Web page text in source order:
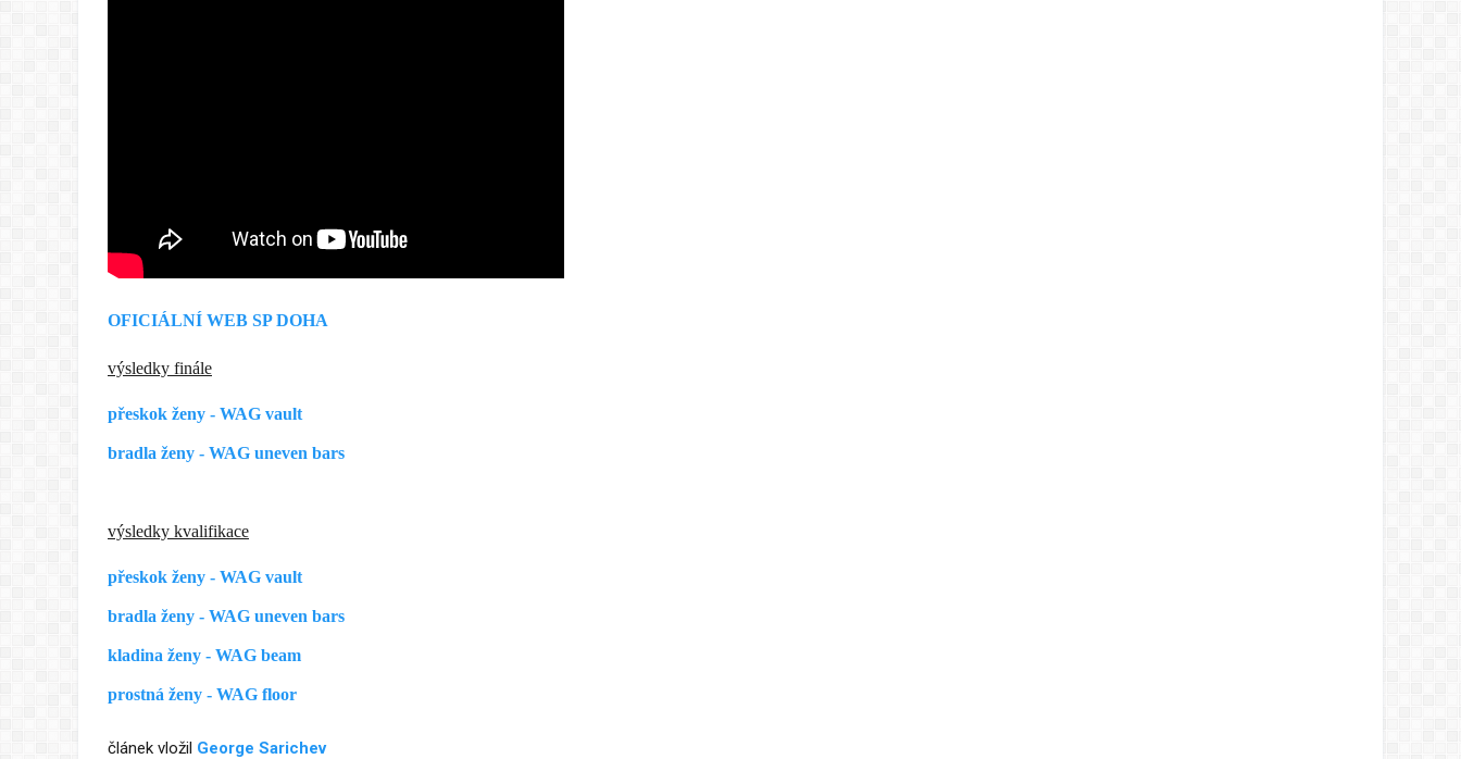
OFICIÁLNÍ WEB SP DOHA
výsledky finále
přeskok ženy - WAG vault
bradla ženy - WAG uneven bars
výsledky kvalifikace
přeskok ženy - WAG vault
bradla ženy - WAG uneven bars
kladina ženy - WAG beam
prostná ženy - WAG floor
článek vložil George Sarichev